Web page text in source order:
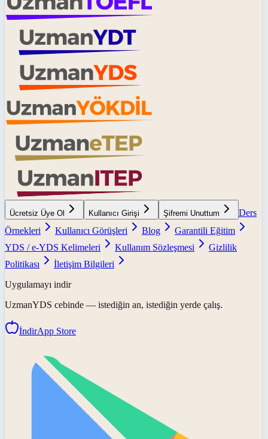
Ücretsiz Üye Ol Kullanıcı Girişi Şifremi Unuttum
Ders
Örnekleri
Kullanıcı Görüşleri Blog
Garantili Eğitim
YDS / e-YDS Kelimeleri
Kullanım Sözleşmesi
Gizlilik
Politikası
İletişim Bilgileri
Uygulamayı indir
UzmanYDS cebinde — istediğin an, istediğin yerde çalış.
İndirApp Store